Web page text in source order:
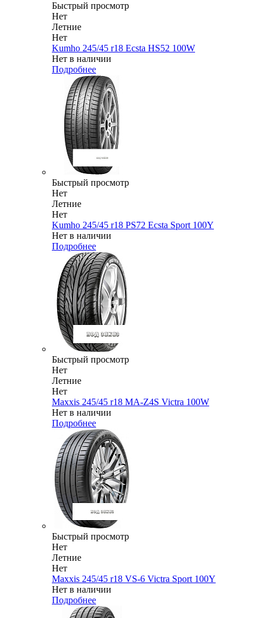
Быстрый просмотр
Нет
Летние
Нет
Kumho 245/45 r18 Ecsta HS52 100W
Нет в наличии
Подробнее
Быстрый просмотр
Нет
Летние
Нет
Kumho 245/45 r18 PS72 Ecsta Sport 100Y
Нет в наличии
Подробнее
Быстрый просмотр
Нет
Летние
Нет
Maxxis 245/45 r18 MA-Z4S Victra 100W
Нет в наличии
Подробнее
Быстрый просмотр
Нет
Летние
Нет
Maxxis 245/45 r18 VS-6 Victra Sport 100Y
Нет в наличии
Подробнее